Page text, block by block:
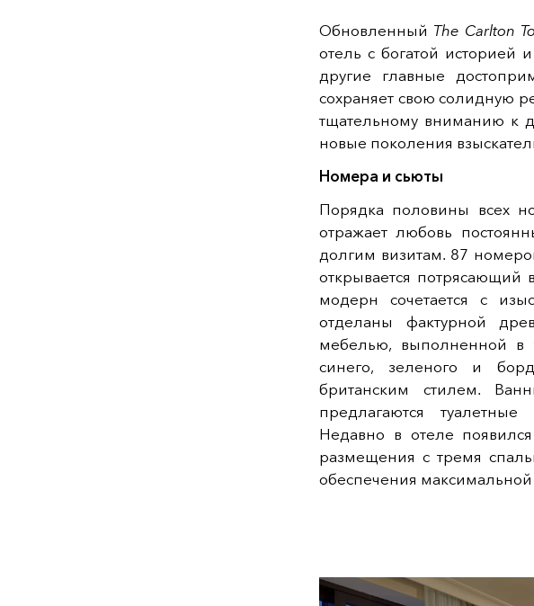
Обновленный The Carlton
отель с богатой историей
другие главные
сохраняет свою солидную
тщательному вниманию к
новые поколения
Номера и сьюты
Порядка половины всех
отражает любовь
долгим визитам. 87
открывается
модерн сочетается с
отделаны фактурной
мебелью, выполненной в
синего, зеленого и
британским стилем.
предлагаются
Недавно в отеле
размещения с тремя
обеспечения